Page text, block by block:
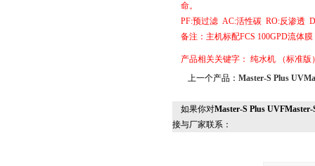
命。
PF:预过滤 AC:活性碳 RO:反渗透
备注：主机标配FCS 100GPD流体
产品相关关键字： 纯水机
（标准
上一个产品： Master-S Plus
如果你对Master-S Plus
接与厂家联系：